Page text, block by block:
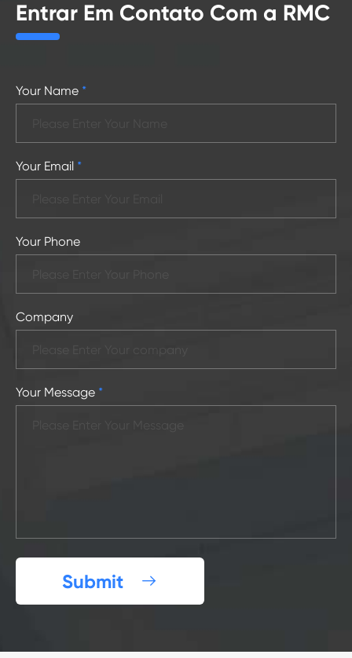
Entrar Em Contato Com a RMC
Your Name *
Your Email *
Your Phone
Company
Your Message *
Submit 